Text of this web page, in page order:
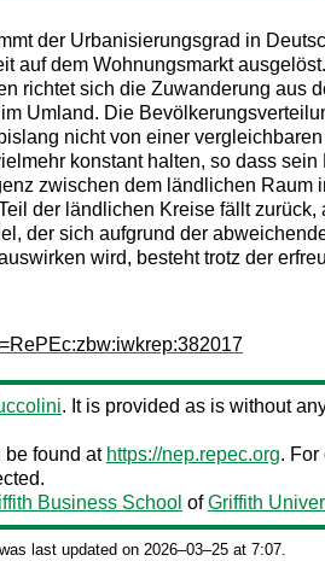
der Urbanisierungsgrad in
auf dem Wohnungsmarkt
richtet sich die Zuwanderung aus
Umland. Die
nicht von einer
konstant halten, so dass
zwischen dem ländlichen Raum
der ländlichen Kreise fällt
der sich aufgrund der
wird, besteht trotz der
. It is provided as is without
be found at https://nep.repec.org. For
Business School ofGriffith
last updated on 2026‒03‒25 at 7:07.